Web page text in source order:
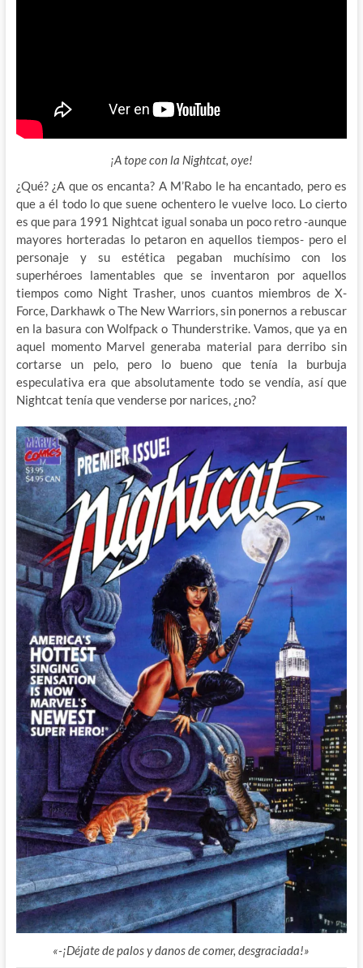
¡A tope con la Nightcat, oye!
¿Qué? ¿A que os encanta? A M’Rabo le ha encantado, pero es
que a él todo lo que suene ochentero le vuelve loco. Lo cierto
es que para 1991 Nightcat igual sonaba un poco retro -aunque
mayores horteradas lo petaron en aquellos tiempos- pero el
personaje y su estética pegaban muchísimo con los
superhéroes lamentables que se inventaron por aquellos
tiempos como Night Trasher, unos cuantos miembros de X-
Force, Darkhawk o The New Warriors, sin ponernos a rebuscar
en la basura con Wolfpack o Thunderstrike. Vamos, que ya en
aquel momento Marvel generaba material para derribo sin
cortarse un pelo, pero lo bueno que tenía la burbuja
especulativa era que absolutamente todo se vendía, así que
Nightcat tenía que venderse por narices, ¿no?
«-¡Déjate de palos y danos de comer, desgraciada!»